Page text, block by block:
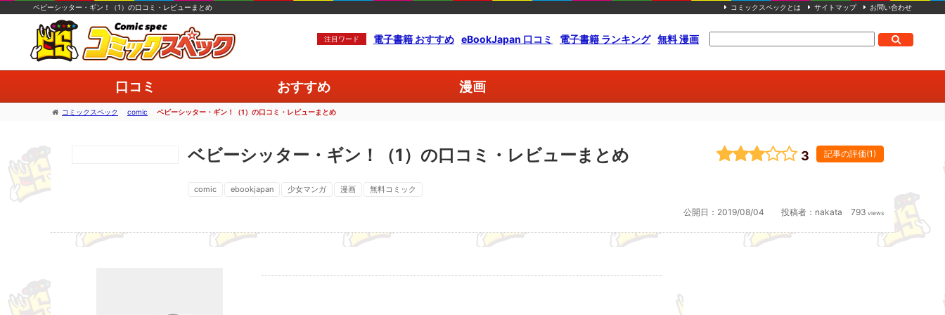
ベビーシッター・ギン！（1）の口コミ・レビューまとめ コミックスペックとは サイトマップ お問い合わせ
注目ワード 電子書籍 おすすめ eBookJapan 口コミ 電子書籍 ランキング 無料 漫画
口コミ おすすめ 漫画
コミックスペック comic ベビーシッター・ギン！（1）の口コミ・レビューまとめ
3 記事の評価(1)
ベビーシッター・ギン！（1）の口コミ・レビューまとめ
comic ebookjapan 少女マンガ 漫画 無料コミック
公開日： 2019/08/04 投稿者： nakata 793 views